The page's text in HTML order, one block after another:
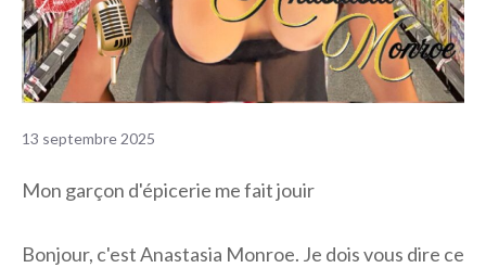
13 septembre 2025
Mon garçon d'épicerie me fait jouir
Bonjour, c'est Anastasia Monroe. Je dois vous dire ce